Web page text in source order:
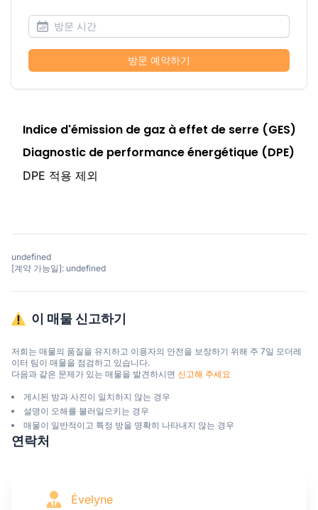
방문 예약하기
Indice d'émission de gaz à effet de serre (GES)
Diagnostic de performance énergétique (DPE)
DPE 적용 제외
undefined
[계약 가능일]: undefined
이 매물 신고하기
저희는 매물의 품질을 유지하고 이용자의 안전을 보장하기 위해 주 7일 모더레
이터 팀이 매물을 점검하고 있습니다.
다음과 같은 문제가 있는 매물을 발견하시면 신고해 주세요
게시된 방과 사진이 일치하지 않는 경우
설명이 오해를 불러일으키는 경우
매물이 일반적이고 특정 방을 명확히 나타내지 않는 경우
연락처
Évelyne